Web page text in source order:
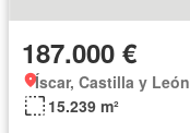
187.000 €
Íscar, Castilla y León
15.239 m²